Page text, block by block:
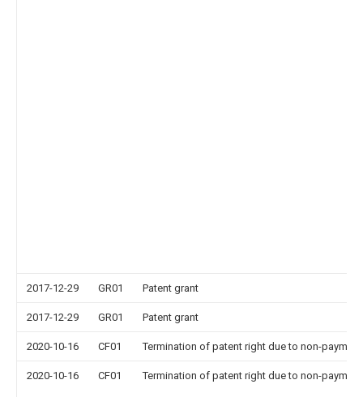
2017-12-29 GR01 Patent grant
2017-12-29 GR01 Patent grant
2020-10-16 CF01 Termination of patent right due to non-
2020-10-16 CF01 Termination of patent right due to non-